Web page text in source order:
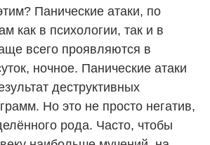
Панические атаки, по
как в психологии, так и в
всего проявляются в
ночное. Панические атаки
деструктивных
Но это не просто негатив,
рода. Часто, чтобы